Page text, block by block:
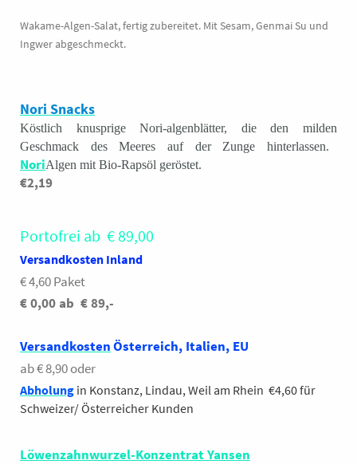
Beschwerden wie Völlegefühl,
Kopfschmerzen, Erkältungen,
Fieber und Übelkeit gegessen.
100g € 4,00
250g
Mahlzeit.
Rettich wird
auch wenn der
Cholesterinspiegel
schon erhöht ist. Wie
Gemüsesorten
unterstützt Rettich
die Verdauung von
serviert.
Bremen
Lieferzeit 2-3 Tage
50 g
Wakame-Algen-Salat, fertig zubereitet. Mit Sesam, Genmai Su und
Ingwer abgeschmeckt.
Nori Snacks
Köstlich knusprige Nori-algenblätter, die den milden
Geschmack des Meeres auf der Zunge hinterlassen.
NoriAlgen mit Bio-Rapsöl geröstet.
€2,19
Portofrei ab € 89,00
Versandkosten Inland
€ 4,60 Paket
€ 0,00 ab € 89,-
VersandkostenÖsterreich, Italien, EU
ab € 8,90 oder
Abholung in Konstanz, Lindau, Weil am Rhein €4,60 für
Schweizer/ Österreicher Kunden
Löwenzahnwurzel-Konzentrat Yansen